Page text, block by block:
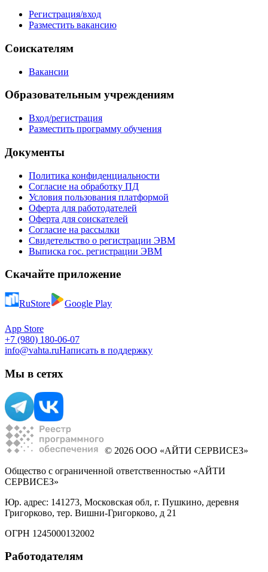
Регистрация/вход
Разместить вакансию
Соискателям
Вакансии
Образовательным учреждениям
Вход/регистрация
Разместить программу обучения
Документы
Политика конфиденциальности
Согласие на обработку ПД
Условия пользования платформой
Оферта для работодателей
Оферта для соискателей
Согласие на рассылки
Свидетельство о регистрации ЭВМ
Выписка гос. регистрации ЭВМ
Скачайте приложение
RuStore Google Play
App Store
+7 (980) 180-06-07
info@vahta.ruНаписать в поддержку
Мы в сетях
© 2026 ООО «АЙТИ СЕРВИСЕЗ»
Общество с ограниченной ответственностью «АЙТИ
СЕРВИСЕЗ»
Юр. адрес: 141273, Московская обл, г. Пушкино, деревня
Григорково, тер. Вишни-Григорково, д 21
ОГРН 1245000132002
Работодателям